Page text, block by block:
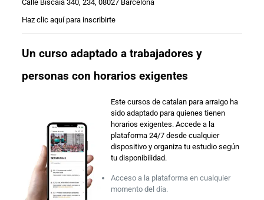
Calle Biscaia 340, 234, 08027 Barcelona
Haz clic aquí para inscribirte
Un curso adaptado a trabajadores y
personas con horarios exigentes
Este cursos de catalan para arraigo ha
sido adaptado para quienes tienen
horarios exigentes. Accede a la
plataforma 24/7 desde cualquier
dispositivo y organiza tu estudio según
tu disponibilidad.
Acceso a la plataforma en cualquier
momento del día.